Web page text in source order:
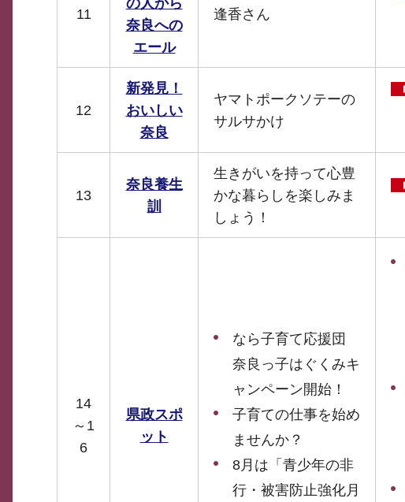
11
の人から
奈良への
エール
逢香さん
12
新発見！
おいしい
奈良
ヤマトポークソテーの
サルサかけ
13
奈良養生
訓
生きがいを持って心豊
かな暮らしを楽しみま
しょう！
14
～1
6
県政スポ
ット
なら子育て応援団
奈良っ子はぐくみキ
ャンペーン開始！
子育ての仕事を始め
ませんか？
8月は「青少年の非
行・被害防止強化月